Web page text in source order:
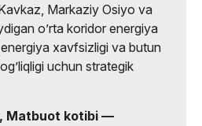
Markaziy Osiyo va
oʼrta koridor energiya
xavfsizligi va butun
uchun strategik
Matbuot kotibi —